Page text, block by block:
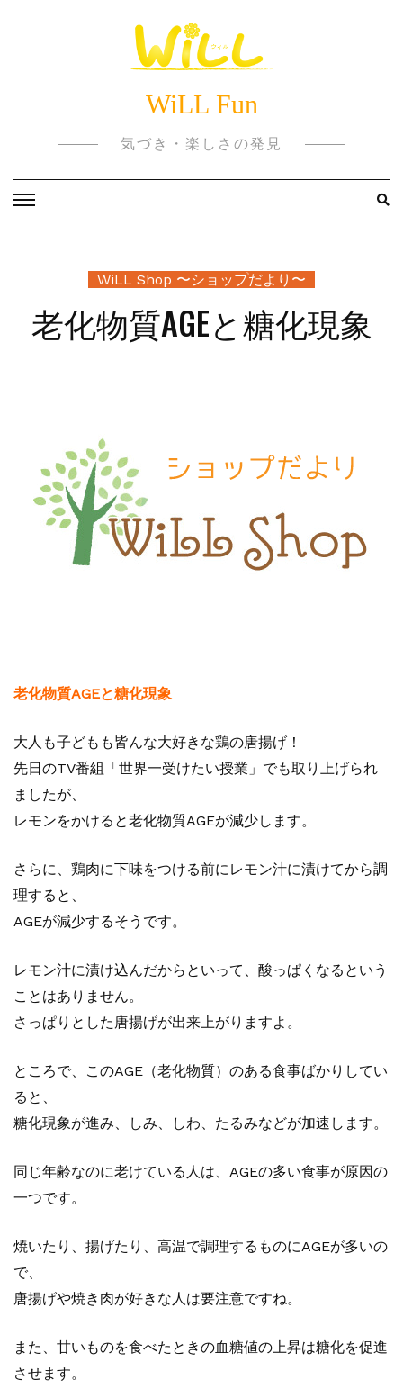
WiLL Fun
気づき・楽しさの発見
WiLL Shop 〜ショップだより〜
老化物質AGEと糖化現象
老化物質AGEと糖化現象
大人も子どもも皆んな大好きな鶏の唐揚げ！
先日のTV番組「世界一受けたい授業」でも取り上げられ
ましたが、
レモンをかけると老化物質AGEが減少します。
さらに、鶏肉に下味をつける前にレモン汁に漬けてから調
理すると、
AGEが減少するそうです。
レモン汁に漬け込んだからといって、酸っぱくなるという
ことはありません。
さっぱりとした唐揚げが出来上がりますよ。
ところで、このAGE（老化物質）のある食事ばかりしてい
ると、
糖化現象が進み、しみ、しわ、たるみなどが加速します。
同じ年齢なのに老けている人は、AGEの多い食事が原因の
一つです。
焼いたり、揚げたり、高温で調理するものにAGEが多いの
で、
唐揚げや焼き肉が好きな人は要注意ですね。
また、甘いものを食べたときの血糖値の上昇は糖化を促進
させます。